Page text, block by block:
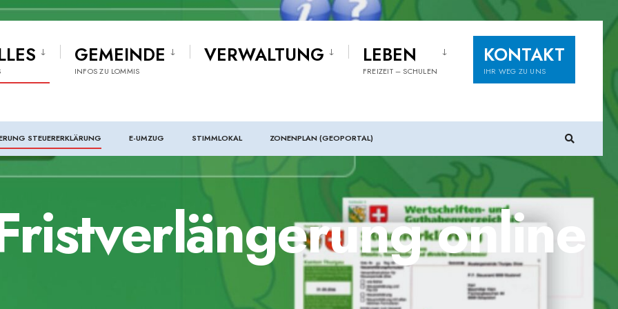
GEMEINDE
INFOS ZU LOMMIS
VERWALTUNG LEBEN
FREIZEIT – SCHULEN
KONTAKT
IHR WEG ZU UNS
STEUERERKLÄRUNG E-UMZUG STIMMLOKAL ZONENPLAN (GEOPORTAL)
online